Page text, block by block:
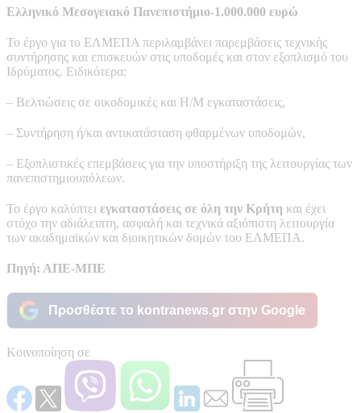
Ελληνικό Μεσογειακό Πανεπιστήμιο-1.000.000 ευρώ
Το έργο για το ΕΛΜΕΠΑ περιλαμβάνει παρεμβάσεις τεχνικής
συντήρησης και επισκευών στις υποδομές και στον εξοπλισμό του
Ιδρύματος. Ειδικότερα:
– Βελτιώσεις σε οικοδομικές και Η/Μ εγκαταστάσεις,
– Συντήρηση ή/και αντικατάσταση φθαρμένων υποδομών,
– Εξοπλιστικές επεμβάσεις για την υποστήριξη της λειτουργίας των
πανεπιστημιουπόλεων.
Το έργο καλύπτει εγκαταστάσεις σε όλη την Κρήτη και έχει
στόχο την αδιάλειπτη, ασφαλή και τεχνικά αξιόπιστη λειτουργία
των ακαδημαϊκών και διοικητικών δομών του ΕΛΜΕΠΑ.
Πηγή: ΑΠΕ-ΜΠΕ
Προσθέστε το kontranews.gr στην Google
Κοινοποίηση σε